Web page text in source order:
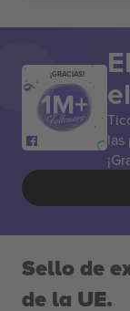
¡GRACIAS!
las
Sello de
de la UE.